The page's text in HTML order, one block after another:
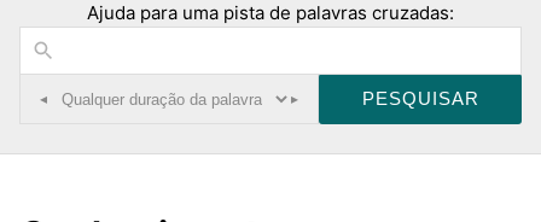
Ajuda para uma pista de palavras cruzadas:
◂ ▸